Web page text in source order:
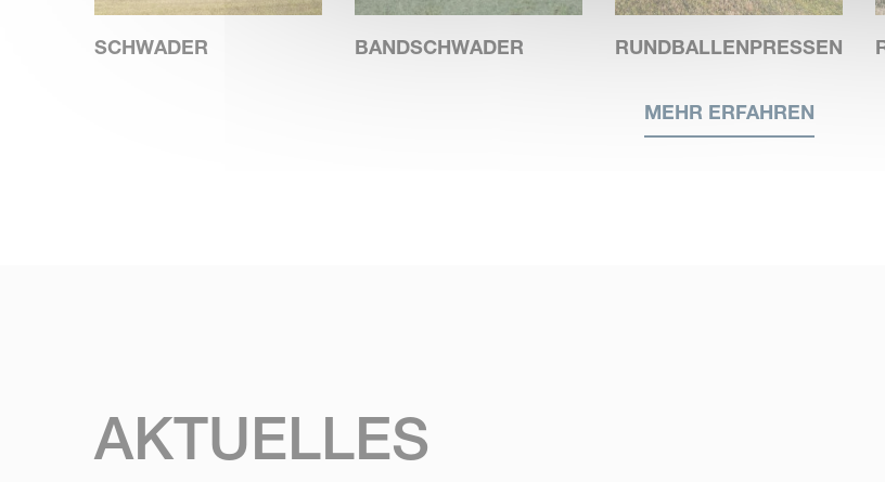
SCHWADER BANDSCHWADER RUNDBALLENPRESSEN
MEHR ERFAHREN
AKTUELLES